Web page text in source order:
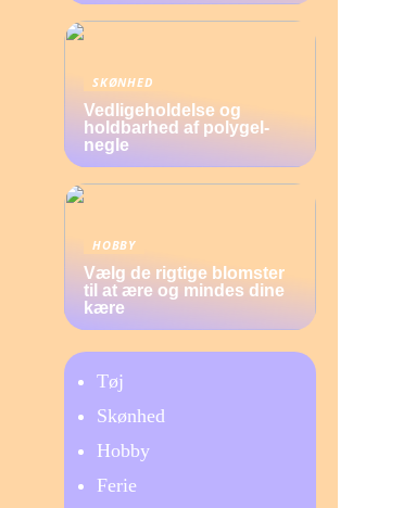
SKØNHED
Vedligeholdelse og
holdbarhed af polygel-
negle
HOBBY
Vælg de rigtige blomster
til at ære og mindes dine
kære
Tøj
Skønhed
Hobby
Ferie